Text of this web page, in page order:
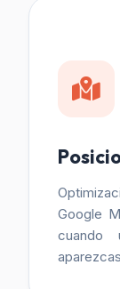
Google
cuando